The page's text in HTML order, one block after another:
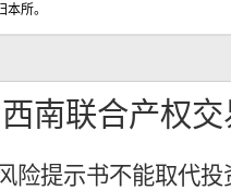
所。
西南联合产权
险提示书不能取代